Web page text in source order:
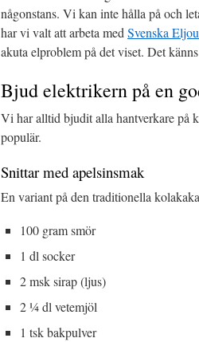
någonstans. Vi kan inte hålla på och
har vi valt att arbeta med Svenska
akuta elproblem på det viset. Det
Bjud elektrikern på en
Vi har alltid bjudit alla hantverkare på
populär.
Snittar med apelsinsmak
En variant på den traditionella
100 gram smör
1 dl socker
2 msk sirap (ljus)
2 ¼ dl vetemjöl
1 tsk bakpulver